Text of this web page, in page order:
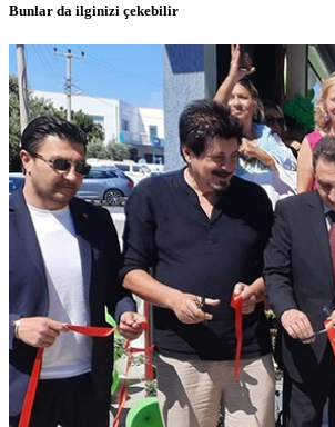
Bunlar da ilginizi çekebilir